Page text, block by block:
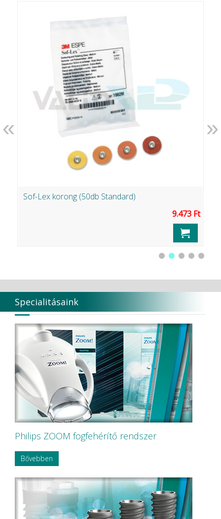
Sof-Lex korong (50db Standard)
9.473 Ft
« »
Specialitásaink
Philips ZOOM fogfehérítő rendszer
Bővebben